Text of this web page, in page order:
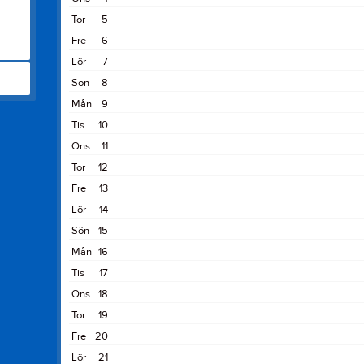
5
Tor
6
Fre
7
Lör
8
Sön
9
Mån
10
Tis
11
Ons
12
Tor
13
Fre
14
Lör
15
Sön
16
Mån
17
Tis
18
Ons
19
Tor
20
Fre
21
Lör